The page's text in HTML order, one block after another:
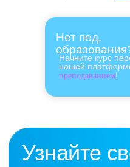
Начните курс
нашей
преподаванием!
Нет пед.
Нас выбрали
которые
Время